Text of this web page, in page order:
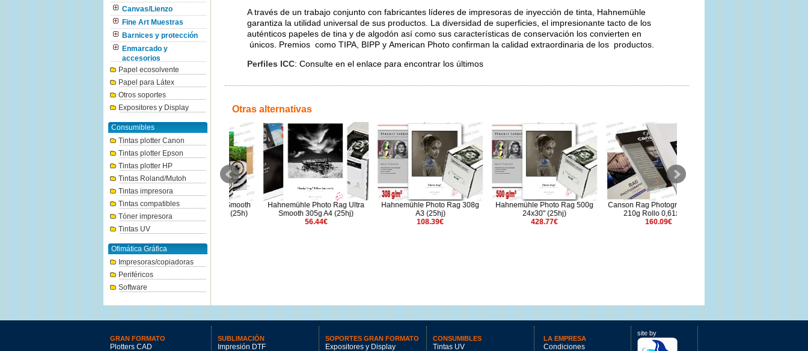
Canvas/Lienzo
Fine Art Muestras
Barnices y protección
Enmarcado y
accesorios
Papel ecosolvente
Papel para Látex
Otros soportes
Expositores y Display
Consumibles
Tintas plotter Canon
Tintas plotter Epson
Tintas plotter HP
Tintas Roland/Mutoh
Tintas impresora
Tintas compatibles
Tóner impresora
Tintas UV
Ofimática Gráfica
Impresoras/copiadoras
Periféricos
Software
A través de un trabajo conjunto con fabricantes líderes de impresoras de inyección de tinta, Hahnemühle
garantiza la utilidad universal de sus productos. La diversidad de superficies, el impresionante tacto de los
auténticos papeles de tina y de algodón así como sus características de conservación los convierten en
únicos. Premios como TIPA, BIPP y American Photo confirman la calidad extraordinaria de los productos.
Perfiles ICC: Consulte en el enlace para encontrar los últimos
Otras alternativas
Epson Fine Art Cotton Smooth
Bright A2 420x594mm (25h)
141.79€
Hahnemühle Photo Rag Ultra
Smooth 305g A4 (25hj)
Hahnemühle Photo Rag 308g
Hahnemühle Photo Rag 500g
24x30" (25hj)
Canson Rag Photographique II
210g Rollo 0,61x12m
GRAN FORMATO
Plotters CAD
SUBLIMACIÓN
Impresión DTF
SOPORTES GRAN FORMATO
Expositores y Display
CONSUMIBLES
Tintas UV
LA EMPRESA
Condiciones
site by